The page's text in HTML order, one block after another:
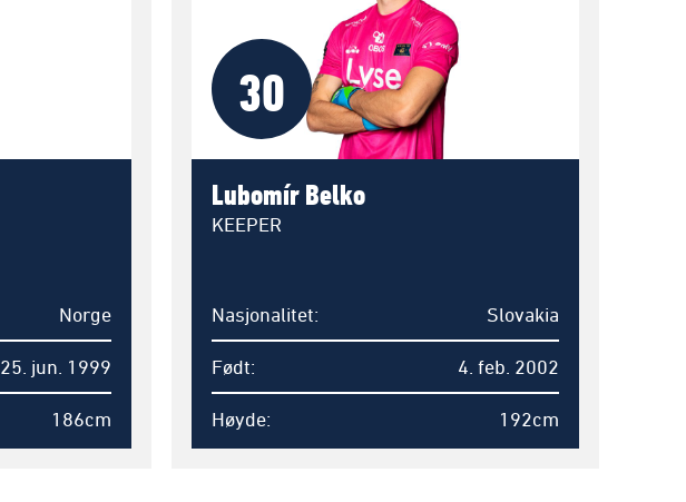
Norge
25. jun. 1999
186cm
30
Lubomír Belko
KEEPER
Nasjonalitet Slovakia
Født 4. feb. 2002
Høyde 192cm